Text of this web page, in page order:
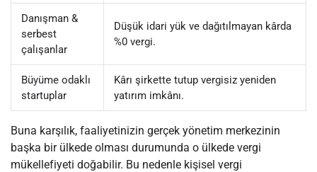
Danışman &
serbest
çalışanlar
Düşük idari yük ve dağıtılmayan kârda
%0 vergi.
Büyüme odaklı
startuplar
Kârı şirkette tutup vergisiz yeniden
yatırım imkânı.
Buna karşılık, faaliyetinizin gerçek yönetim merkezinin
başka bir ülkede olması durumunda o ülkede vergi
mükellefiyeti doğabilir. Bu nedenle kişisel vergi